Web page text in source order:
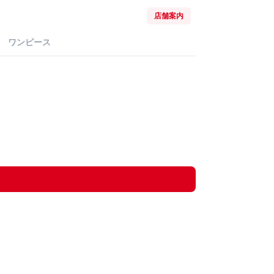
店舗案内
ワンピース